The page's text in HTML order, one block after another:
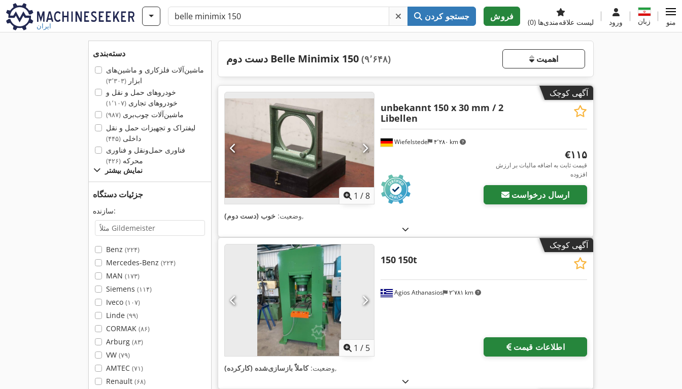
ایران
جستجو کردن فروش
لیست علاقه‌مندی‌ها (0) ورود زبان منو
دسته‌بندی
ماشین‌آلات فلزکاری و ماشین‌های
ابزار(۳٬۳۰۳)
خودروهای حمل و نقل و
خودروهای تجاری(۱٬۱۰۷)
ماشین‌آلات چوب‌بری(۹۸۷)
لیفتراک و تجهیزات حمل و نقل
داخلی(۴۴۵)
فناوری حمل‌ونقل و فناوری
محرکه(۴۲۶)
نمایش بیشتر
جزئیات دستگاه
سازنده:
Benz (۲۲۴)
Mercedes-Benz (۲۲۴)
MAN (۱۷۳)
Siemens (۱۱۴)
Iveco (۱۰۷)
Linde (۹۹)
CORMAK (۸۶)
Arburg (۸۳)
VW (۷۹)
AMTEC (۷۱)
Renault (۶۸)
دست دوم Belle Minimix 150 (۹٬۶۴۸) اهمیت
آگهی کوچک
1 /8
Wiefelstede ۴٬۲۸۰ km
unbekannt 150 x 30 mm / 2
Libellen
‎€۱۱۵
قیمت ثابت به اضافه مالیات بر ارزش
افزوده
ارسال درخواست
وضعیت: خوب (دست دوم) ,
آگهی کوچک
1 / 5
Agios Athanasios ۲٬۷۸۱ km
150 150t
اطلاعات قیمت
وضعیت:کاملاً بازسازی‌شده (کارکرده) ,